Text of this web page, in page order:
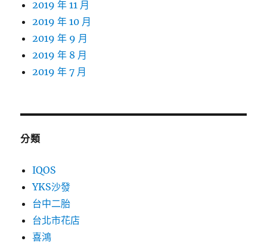
2019 年 11 月
2019 年 10 月
2019 年 9 月
2019 年 8 月
2019 年 7 月
分類
IQOS
YKS沙發
台中二胎
台北市花店
喜鴻